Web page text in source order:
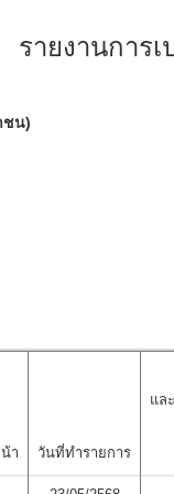
รายงานการ
ชน)
า
วันที่ทำรายการ
แล